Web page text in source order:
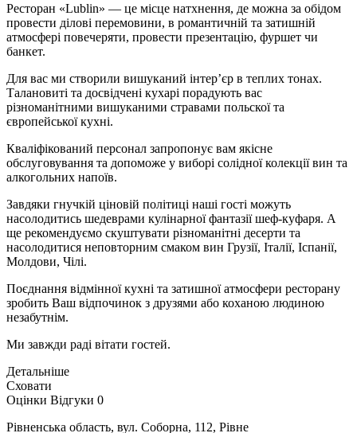
Ресторан «Lublin» — це місце натхнення, де можна за обідом
провести ділові перемовини, в романтичній та затишній
атмосфері повечеряти, провести презентацію, фуршет чи
банкет.
Для вас ми створили вишуканий інтер’єр в теплих тонах.
Талановиті та досвідчені кухарі порадують вас
різноманітними вишуканими стравами польскої та
європейської кухні.
Кваліфікований персонал запропонує вам якісне
обслуговування та допоможе у виборі солідної колекції вин та
алкогольних напоїв.
Завдяки гнучкій ціновій політиці наші гості можуть
насолодитись шедеврами кулінарної фантазії шеф-куфаря. А
ще рекомендуємо скуштувати різноманітні десерти та
насолодитися неповторним смаком вин Грузії, Італії, Іспанії,
Молдови, Чілі.
Поєднання відмінної кухні та затишної атмосфери ресторану
зробить Ваш відпочинок з друзями або коханою людиною
незабутнім.
Ми завжди раді вітати гостей.
Детальніше
Сховати
Оцінки Відгуки 0
Рівненська область, вул. Соборна, 112, Рівне